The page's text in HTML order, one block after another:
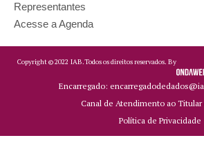
Representantes
Acesse a Agenda
Copyright ©2022 IAB.Todos os direitos reservados. By
Encarregado:
Canal de Atendimento ao Titular
Política de Privacidade